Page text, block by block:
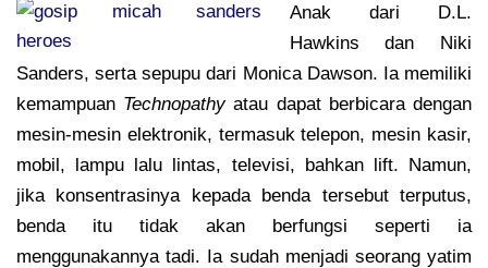
Anak dari D.L.
Hawkins dan Niki
Sanders, serta sepupu dari Monica Dawson. Ia memiliki
kemampuan Technopathyatau dapat berbicara dengan
mesin-mesin elektronik, termasuk telepon, mesin kasir,
mobil, lampu lalu lintas, televisi, bahkan lift. Namun,
jika konsentrasinya kepada benda tersebut terputus,
benda itu tidak akan berfungsi seperti ia
menggunakannya tadi. Ia sudah menjadi seorang yatim